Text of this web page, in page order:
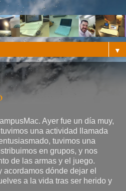
▼
Ayer fue un día muy,
una actividad llamada
tuvimos una
en grupos, y nos
de las armas y el juego.
acordamos dónde dejar el
a la vida tras ser herido y